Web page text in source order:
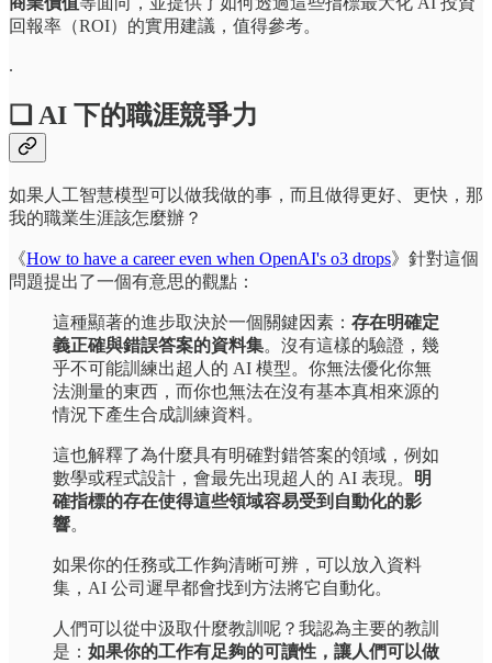
回報率（ROI）的實用建議，值得參考。
.
❏ AI 下的職涯競爭力
如果人工智慧模型可以做我做的事，而且做得更好、更快，那
我的職業生涯該怎麼辦？
《How to have a career even when OpenAI's o3 drops》針對這個
問題提出了一個有意思的觀點：
這種顯著的進步取決於一個關鍵因素： 存在明確定
義正確與錯誤答案的資料集。沒有這樣的驗證，幾
乎不可能訓練出超人的 AI 模型。你無法優化你無
法測量的東西，而你也無法在沒有基本真相來源的
情況下產生合成訓練資料。
這也解釋了為什麼具有明確對錯答案的領域，例如
數學或程式設計，會最先出現超人的 AI 表現。 明
確指標的存在使得這些領域容易受到自動化的影
響。
如果你的任務或工作夠清晰可辨，可以放入資料
集，AI 公司遲早都會找到方法將它自動化。
人們可以從中汲取什麼教訓呢？我認為主要的教訓
是： 如果你的工作有足夠的可讀性，讓人們可以做